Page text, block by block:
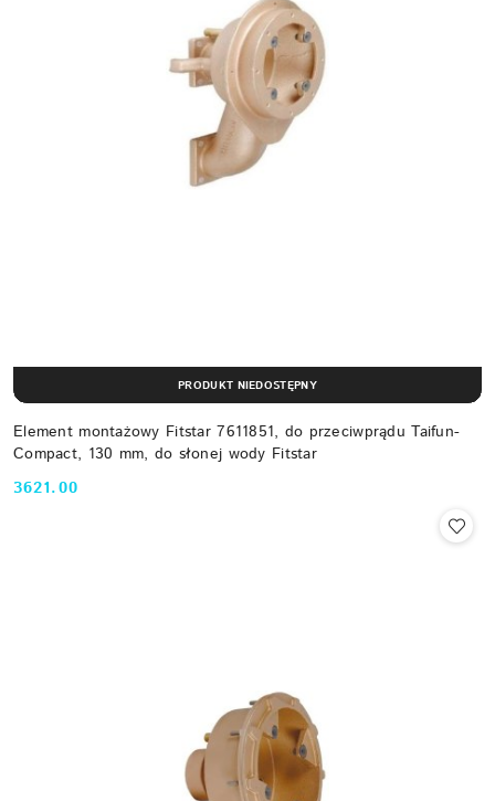
Element montażowy Fitstar 7611851, do przeciwprądu Taifun-
Compact, 130 mm, do słonej wody Fitstar
Cena:
3621.00
PRODUKT NIEDOSTĘPNY